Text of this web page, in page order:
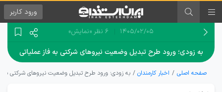
ورود کاربر
۱۴۰۵/۰۲/۰۵ 6 نظر «نمایش»
به زودی؛ ورود طرح تبدیل وضعیت نیروهای شرکتی به فاز عملیاتی
صفحه اصلی اخبار کارمندان به زودی؛ ورود طرح تبدیل وضعیت نیروهای شرکتی به